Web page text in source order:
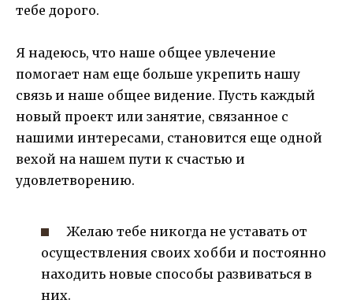
тебе дорого.
Я надеюсь, что наше общее увлечение
помогает нам еще больше укрепить нашу
связь и наше общее видение. Пусть каждый
новый проект или занятие, связанное с
нашими интересами, становится еще одной
вехой на нашем пути к счастью и
удовлетворению.
Желаю тебе никогда не уставать от
осуществления своих хобби и постоянно
находить новые способы развиваться в
них.